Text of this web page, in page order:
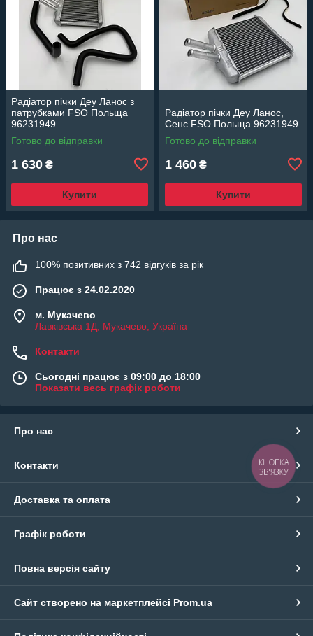
Радіатор пічки Деу Ланос з
патрубками FSO Польща
96231949
Готово до відправки
1 630 ₴
Купити
Радіатор пічки Деу Ланос,
Сенс FSO Польща 96231949
Готово до відправки
1 460 ₴
Купити
Про нас
100% позитивних з 742 відгуків за рік
Працює з 24.02.2020
м. Мукачево
Лавківська 1Д, Мукачево, Україна
Контакти
Сьогодні працює з 09:00 до 18:00
Показати весь графік роботи
Про нас
Контакти
Доставка та оплата
Графік роботи
Повна версія сайту
Сайт створено на маркетплейсі Prom.ua
КНОПКА
ЗВ'ЯЗКУ